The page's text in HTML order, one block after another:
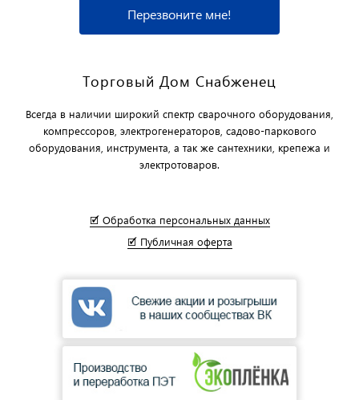
Перезвоните мне!
Торговый Дом Снабженец
Всегда в наличии широкий спектр сварочного оборудования,
компрессоров, электрогенераторов, садово-паркового
оборудования, инструмента, а так же сантехники, крепежа и
электротоваров.
🗹 Обработка персональных данных
🗹 Публичная оферта